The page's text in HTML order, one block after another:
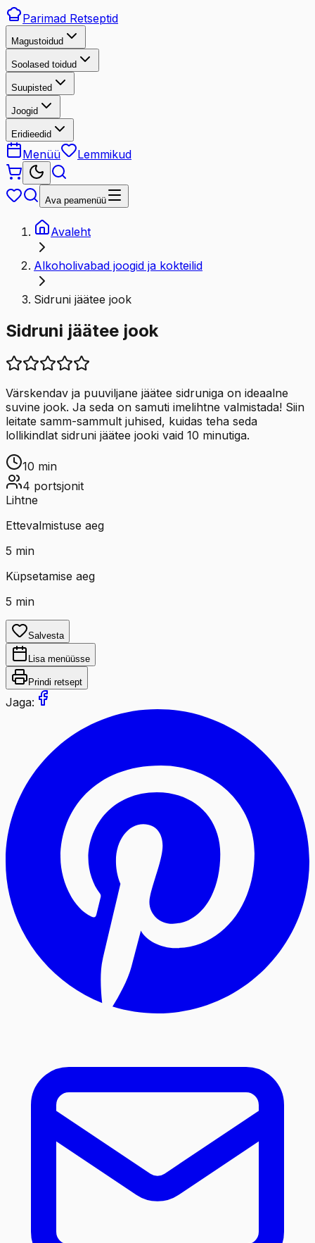
Parimad Retseptid
Magustoidud
Soolased toidud
Suupisted
Joogid
Eridieedid
Menüü Lemmikud
Ava peamenüü
Avaleht
Alkoholivabad joogid ja kokteilid
Sidruni jäätee jook
Sidruni jäätee jook
Värskendav ja puuviljane jäätee sidruniga on ideaalne
suvine jook. Ja seda on samuti imelihtne valmistada! Siin
leitate samm-sammult juhised, kuidas teha seda
lollikindlat sidruni jäätee jooki vaid 10 minutiga.
10 min
4 portsjonit
Lihtne
Ettevalmistuse aeg
5 min
Küpsetamise aeg
5 min
Salvesta
Lisa menüüsse
Prindi retsept
Jaga: